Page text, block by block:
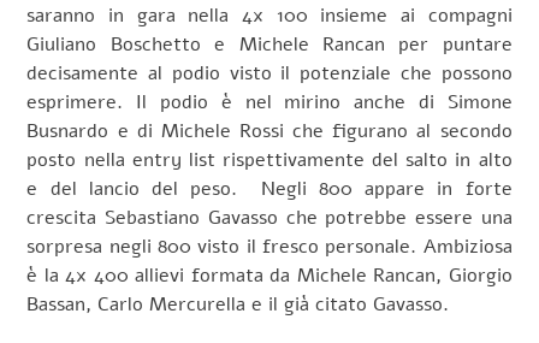
saranno in gara nella 4x 100 insieme ai compagni
Giuliano Boschetto e Michele Rancan per puntare
decisamente al podio visto il potenziale che possono
esprimere. Il podio è nel mirino anche di Simone
Busnardo e di Michele Rossi che figurano al secondo
posto nella entry list rispettivamente del salto in alto
e del lancio del peso.
Negli 800 appare in forte
crescita Sebastiano Gavasso che potrebbe essere una
sorpresa negli 800 visto il fresco personale. Ambiziosa
è la 4x 400 allievi formata da Michele Rancan, Giorgio
Bassan, Carlo Mercurella e il già citato Gavasso.